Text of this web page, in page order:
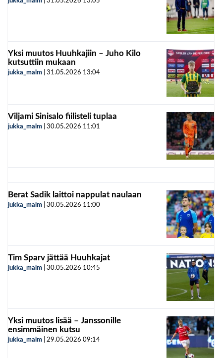
Yksi muutos Huuhkajiin – Juho Kilo
kutsuttiin mukaan
jukka_malm 31.05.2026 13:04
Viljami Sinisalo fiilisteli tuplaa
jukka_malm 30.05.2026 11:01
Berat Sadik laittoi nappulat naulaan
jukka_malm 30.05.2026 11:00
Tim Sparv jättää Huuhkajat
jukka_malm 30.05.2026 10:45
Yksi muutos lisää – Janssonille
ensimmäinen kutsu
jukka_malm 29.05.2026 09:14